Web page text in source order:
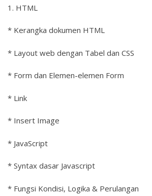
1. HTML
* Kerangka dokumen HTML
* Layout web dengan Tabel dan CSS
* Form dan Elemen-elemen Form
* Link
* Insert Image
* JavaScript
* Syntax dasar Javascript
* Fungsi Kondisi, Logika & Perulangan